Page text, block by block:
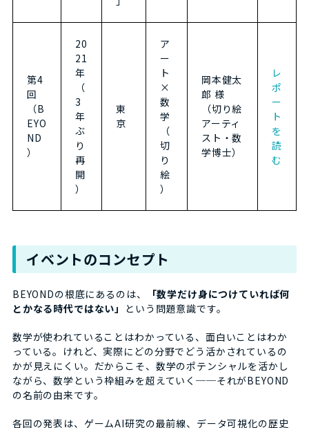
第4
回
（B
EYO
ND
）
20
21
年
（
3
年
ぶ
り
再
開
）
東
京
ア
ー
ト
×
数
学
（
切
り
絵
）
岡本健太
郎 様
（切り絵
アーティ
スト・数
学博士）
レ
ポ
ー
ト
を
読
む
イベントのコンセプト
BEYONDの根底にあるのは、
「数学だけ身につけていれば何
とかなる時代ではない」 という問題意識です。
数学が使われていることはわかっている、面白いことはわか
っている。けれど、実際にどの分野でどう活かされているの
かが見えにくい。だからこそ、数学のポテンシャルを活かし
ながら、数学という枠組みを超えていく──それがBEYOND
の名前の由来です。
各回の発表は、ゲームAI研究の最前線、データ可視化の歴史